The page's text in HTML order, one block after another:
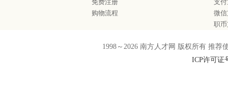
免费注册
购物流程
支
微
职
1998～ 2026 南方人才网 版权所有 推荐
ICP许可证